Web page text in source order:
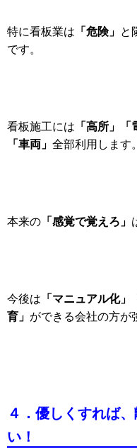
特に看板業は 「危険」 と
です。
看板施工には 「高所」「
「車両」 全部利用します。
本来の 「感覚で覚えろ」
今後は 「マニュアル化」
育」 ができる会社の方が
４．優しくすれば
い！